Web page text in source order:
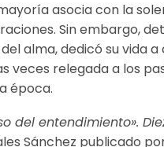
asocia con la
Sin embargo,
alma, dedicó su vida
veces relegada a los
época.
del entendimiento».
Sánchez publicado